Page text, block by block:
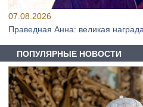
07.08.2026
Праведная Анна: великая
ПОПУЛЯРНЫЕ НОВОСТИ